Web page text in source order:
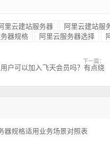
里云建站服务器
阿里云建站服
器规格 阿里云服务器选择
下一篇：
户可以加入飞天会员吗？有点绕
器规格适用业务场景对照表